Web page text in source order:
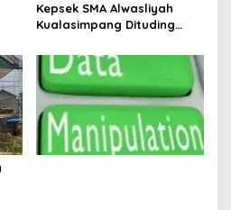
Kepsek SMA Alwasliyah
Kualasimpang Dituding
Datang Sesuka Hati, Dana
MBG Disalurkan ke Guru &
Pesantren